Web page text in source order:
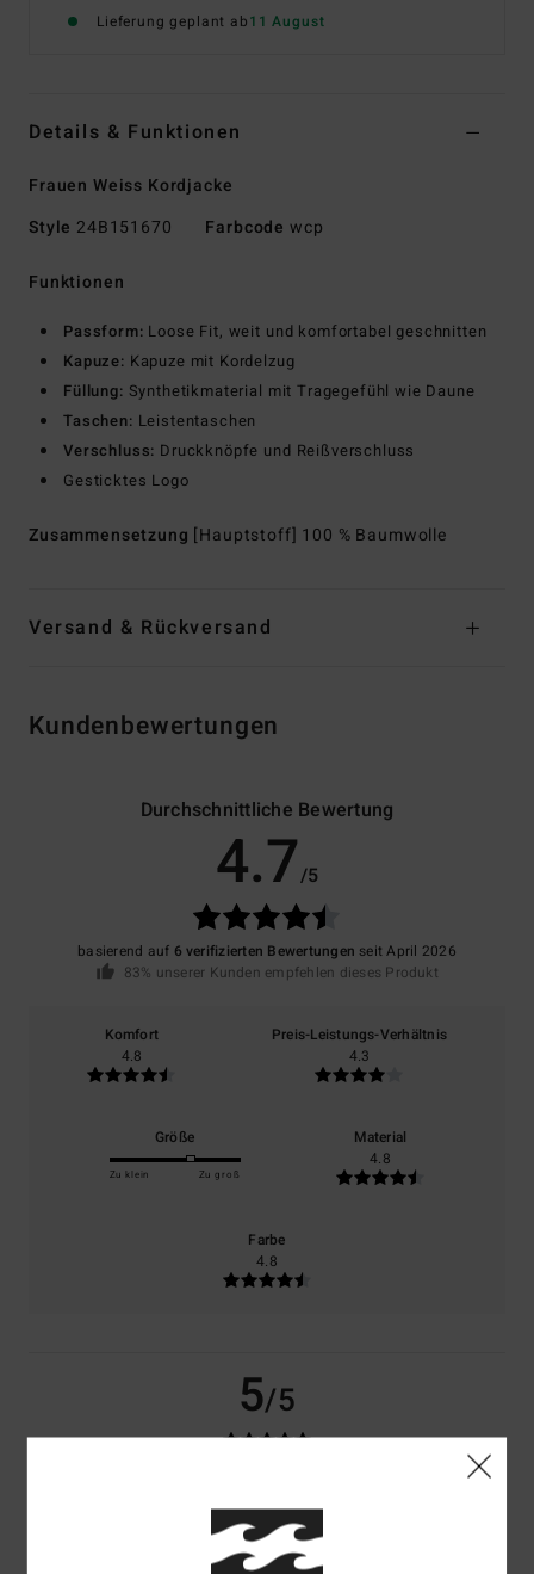
Lieferung geplant ab11 August
Details & Funktionen
Frauen Weiss Kordjacke
Style 24B151670 Farbcode wcp
Funktionen
Passform: Loose Fit, weit und komfortabel geschnitten
Kapuze: Kapuze mit Kordelzug
Füllung: Synthetikmaterial mit Tragegefühl wie Daune
Taschen: Leistentaschen
Verschluss: Druckknöpfe und Reißverschluss
Gesticktes Logo
Zusammensetzung [Hauptstoff] 100 % Baumwolle
Versand & Rückversand
Kundenbewertungen
Durchschnittliche Bewertung
4.7/5
basierend auf 6 verifizierten Bewertungen seit April 2026
83% unserer Kunden empfehlen dieses Produkt
Komfort
4.8
Preis-Leistungs-Verhältnis
4.3
Größe
Zu klein Zu groß
Material
4.8
Farbe
4.8
5/5
Sehr schöne Jacke, erstklassige Qualität. Vielseitig einsetzbar